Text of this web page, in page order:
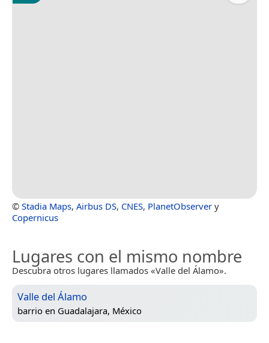
© Stadia Maps, Airbus DS, CNES, PlanetObserver y
Copernicus
Lugares con el mismo nombre
Descubra otros lugares llamados «Valle del Álamo».
Valle del Álamo
barrio en Guadalajara, México